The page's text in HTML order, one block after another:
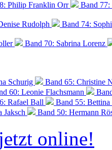
Philip Franklin Orr
Band
Rudolph
Band 74:
Band 70: Sabrina Lorenz
Schurig
Band 65: Christine
60: Leonie Flachsmann
Rafael Ball
Band 55:
Jaksch Band 50: Hermann
online!